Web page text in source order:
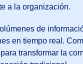
a la organización.
de
en tiempo real.
transformar la